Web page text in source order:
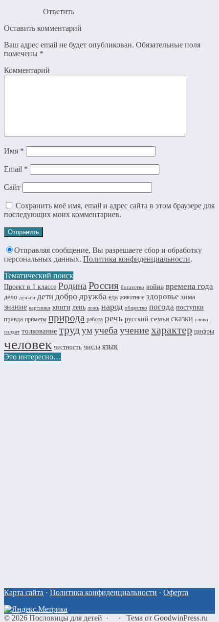
Ответить
Оставить комментарий
Ваш адрес email не будет опубликован. Обязательные поля
помечены *
Комментарий
Имя *
Email *
Сайт
Сохранить моё имя, email и адрес сайта в этом браузере для
последующих моих комментариев.
Отправляя сообщение, Вы разрешаете сбор и обработку
персональных данных. Политика конфиденциальности.
Тематический поиск
Проект в 1 классе РодинаРоссия богатство война времена года
дело деньги дети добро дружба еда животные здоровье зима
знание картинки книги лень ложь народ общество погода поступки
правда приметы природа работа речь русский семья сказки слово
солдат толкование трудумучебаучениехарактер цифры
человек честность числа язык
Это интересно…
Карта сайта · Политика конфиденциальности · Оферта
© 2026 Пословицы для детей · · Тема от GoodwinPress.ru